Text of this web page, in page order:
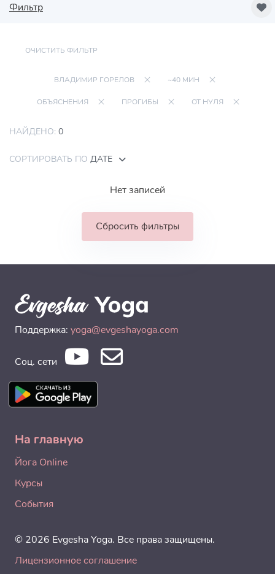
Фильтр
ОЧИСТИТЬ ФИЛЬТР
ВЛАДИМИР ГОРЕЛОВ ~40 МИН
ОБЪЯСНЕНИЯ ПРОГИБЫ ОТ НУЛЯ
НАЙДЕНО: 0
СОРТИРОВАТЬ ПО ДАТЕ
Нет записей
Сбросить фильтры
Поддержка: yoga@evgeshayoga.com
Соц. сети
На главную
Йога Online
Курсы
События
© 2026 Evgesha Yoga. Все права защищены.
Лицензионное соглашение